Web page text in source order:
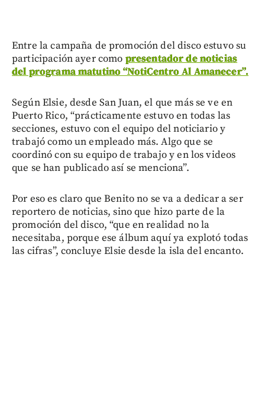
Entre la campaña de promoción del disco estuvo su
participación ayer como presentador de noticias
del programa matutino “NotiCentro Al Amanecer”.
Según Elsie, desde San Juan, el que más se ve en
Puerto Rico, “prácticamente estuvo en todas las
secciones, estuvo con el equipo del noticiario y
trabajó como un empleado más. Algo que se
coordinó con su equipo de trabajo y en los videos
que se han publicado así se menciona”.
Por eso es claro que Benito no se va a dedicar a ser
reportero de noticias, sino que hizo parte de la
promoción del disco, “que en realidad no la
necesitaba, porque ese álbum aquí ya explotó todas
las cifras”, concluye Elsie desde la isla del encanto.